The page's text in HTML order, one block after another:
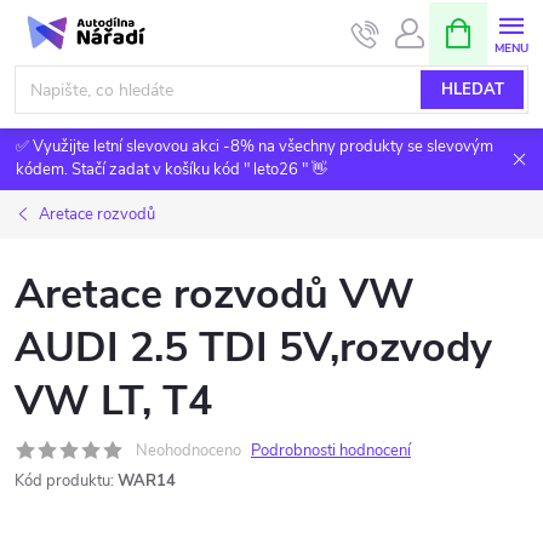
Přejít
obsah
HLEDAT
NÁKUPNÍ
KOŠÍK
✅ Využijte letní slevovou akci -8% na všechny produkty se slevovým
kódem. Stačí zadat v košíku kód " leto26 " 👋
Aretace rozvodů
Aretace rozvodů VW
AUDI 2.5 TDI 5V,rozvody
VW LT, T4
Neohodnoceno Podrobnosti hodnocení
Kód produktu: WAR14